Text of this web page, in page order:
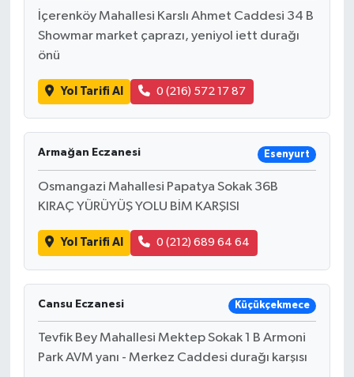
İçerenköy Mahallesi Karslı Ahmet Caddesi 34 B
Showmar market çaprazı, yeniyol iett durağı
önü
Yol Tarifi Al 0 (216) 572 17 87
Armağan Eczanesi Esenyurt
Osmangazi Mahallesi Papatya Sokak 36B
KIRAÇ YÜRÜYÜŞ YOLU BİM KARŞISI
Yol Tarifi Al 0 (212) 689 64 64
Cansu Eczanesi Küçükçekmece
Tevfik Bey Mahallesi Mektep Sokak 1 B Armoni
Park AVM yanı - Merkez Caddesi durağı karşısı